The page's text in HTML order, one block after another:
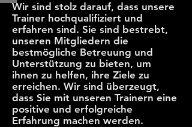
Wir sind stolz darauf, dass unsere
Trainer hochqualifiziert und
erfahren sind. Sie sind bestrebt,
unseren Mitgliedern die
bestmögliche Betreuung und
Unterstützung zu bieten, um
ihnen zu helfen, ihre Ziele zu
erreichen. Wir sind überzeugt,
dass Sie mit unseren Trainern eine
positive und erfolgreiche
Erfahrung machen werden.